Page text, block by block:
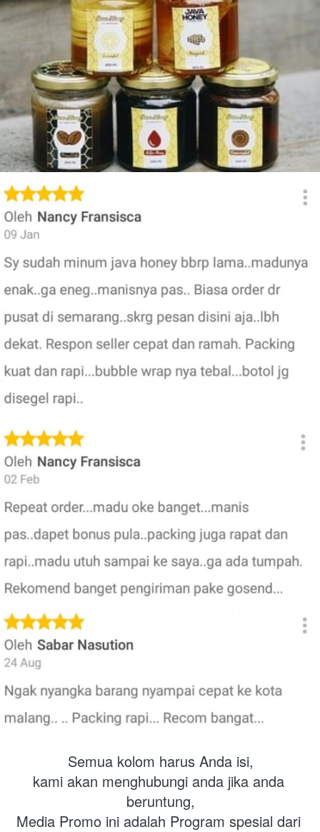
Semua kolom harus Anda isi,
kami akan menghubungi anda jika anda
beruntung,
Media Promo ini adalah Program spesial dari